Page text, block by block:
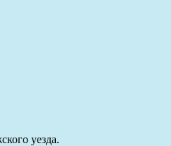
уезда.